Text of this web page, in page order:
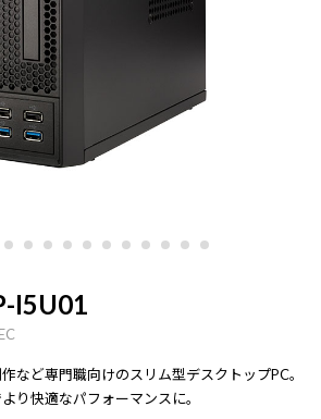
I5U01
など専門職向けのスリム型デスクトップPC。
り快適なパフォーマンスに。